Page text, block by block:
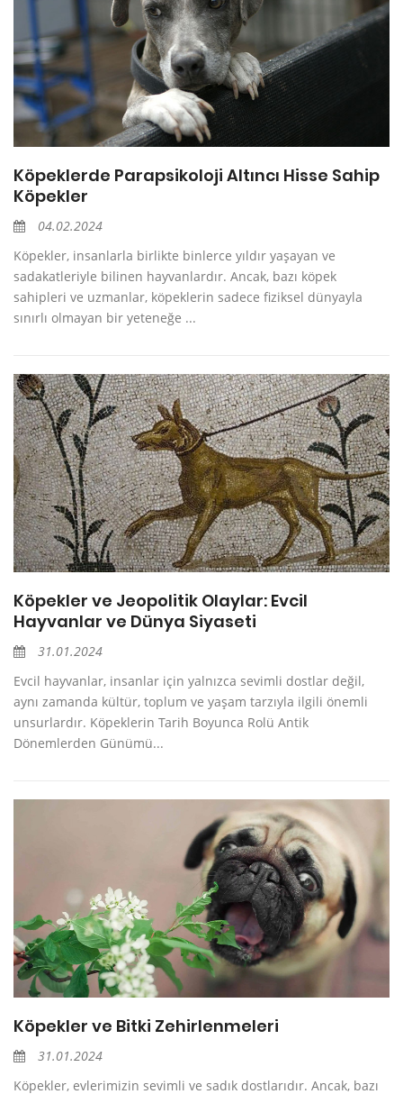
Köpeklerde Parapsikoloji Altıncı Hisse Sahip
Köpekler
04.02.2024
Köpekler, insanlarla birlikte binlerce yıldır yaşayan ve
sadakatleriyle bilinen hayvanlardır. Ancak, bazı köpek
sahipleri ve uzmanlar, köpeklerin sadece fiziksel dünyayla
sınırlı olmayan bir yeteneğe ...
Köpekler ve Jeopolitik Olaylar: Evcil
Hayvanlar ve Dünya Siyaseti
31.01.2024
Evcil hayvanlar, insanlar için yalnızca sevimli dostlar değil,
aynı zamanda kültür, toplum ve yaşam tarzıyla ilgili önemli
unsurlardır. Köpeklerin Tarih Boyunca Rolü Antik
Dönemlerden Günümü...
Köpekler ve Bitki Zehirlenmeleri
31.01.2024
Köpekler, evlerimizin sevimli ve sadık dostlarıdır. Ancak, bazı